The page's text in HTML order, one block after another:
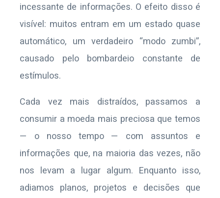
incessante de informações. O efeito disso é
visível: muitos entram em um estado quase
automático, um verdadeiro “modo zumbi”,
causado pelo bombardeio constante de
estímulos.
Cada vez mais distraídos, passamos a
consumir a moeda mais preciosa que temos
— o nosso tempo — com assuntos e
informações que, na maioria das vezes, não
nos levam a lugar algum. Enquanto isso,
adiamos planos, projetos e decisões que